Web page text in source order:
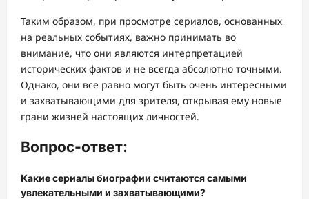
Таким образом, при просмотре сериалов, основанных
на реальных событиях, важно принимать во
внимание, что они являются интерпретацией
исторических фактов и не всегда абсолютно точными.
Однако, они все равно могут быть очень интересными
и захватывающими для зрителя, открывая ему новые
грани жизней настоящих личностей.
Вопрос-ответ:
Какие сериалы биографии считаются самыми
увлекательными и захватывающими?